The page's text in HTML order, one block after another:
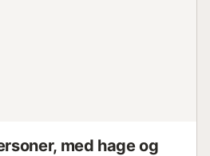
med hage og